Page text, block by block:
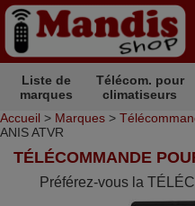
Liste de
marques
Télécom. pour
climatiseurs
Accueil > Marques >
ANIS ATVR
TÉLÉCOMMANDE
Préférez-vous la